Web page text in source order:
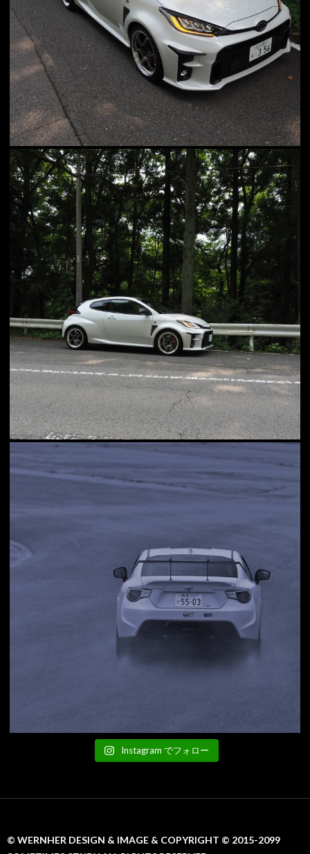
Instagram でフォロー
© WERNHER DESIGN & IMAGE & COPYRIGHT © 2015-2099